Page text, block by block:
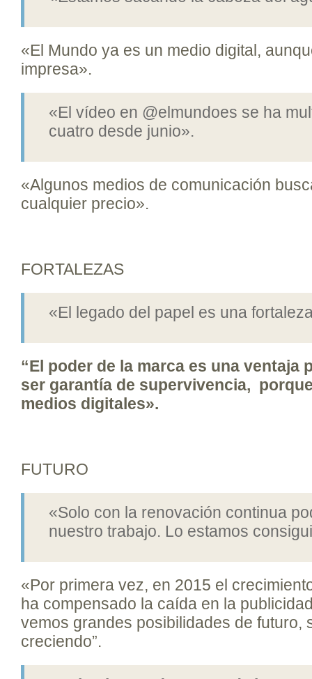
«El Mundo ya es un medio digital,
impresa».
«El vídeo en @elmundoes se ha
cuatro desde junio».
«Algunos medios de comunicación
cualquier precio».
FORTALEZAS
«El legado del papel es una
“El poder de la marca es una ventaja
ser garantía de supervivencia,
medios digitales».
FUTURO
«Solo con la renovación continua
nuestro trabajo. Lo estamos
«Por primera vez, en 2015 el
ha compensado la caída en la
vemos grandes posibilidades de futuro,
creciendo”.